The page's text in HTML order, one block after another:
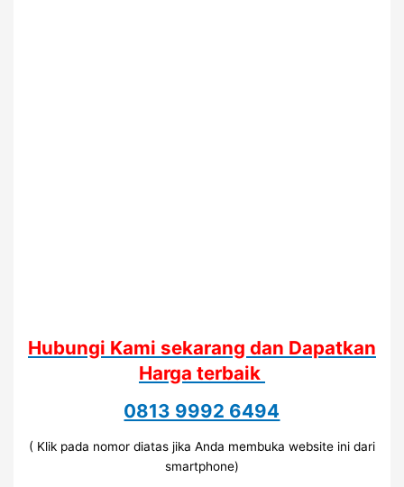
Hubungi Kami sekarang dan Dapatkan
Harga terbaik
0813 9992 6494
( Klik pada nomor diatas jika Anda membuka website ini dari
smartphone)